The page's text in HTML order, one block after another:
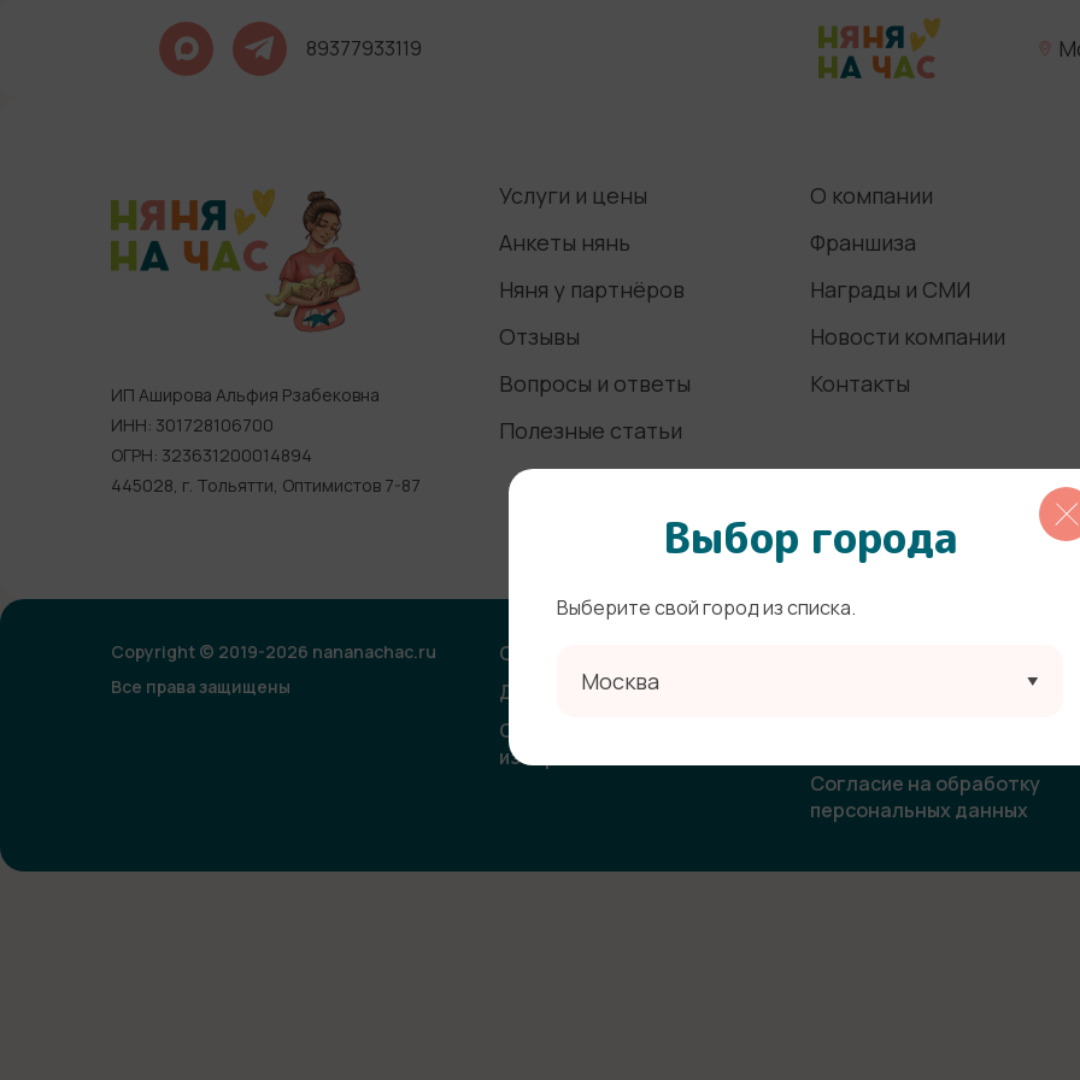
89377933119
ИП Аширова Альфия Рзабековна
ИНН: 301728106700
ОГРН: 323631200014894
445028, г. Тольятти, Оптимистов 7-87
Услуги и цены
Анкеты нянь
Няня у партнёров
Отзывы
Вопросы и ответы
Полезные статьи
О компании
Франшиза
Награды и СМИ
Новости компании
Контакты
Copyright © 2019-2026 nananachac.ru
Все права защищены
Оплата
Договор-оферта
Согласие на использование
изображения
Политика
Согласие на получение
Согласие на обработку
персональных данных
Выбор города
Выберите свой город из списка.
Москва